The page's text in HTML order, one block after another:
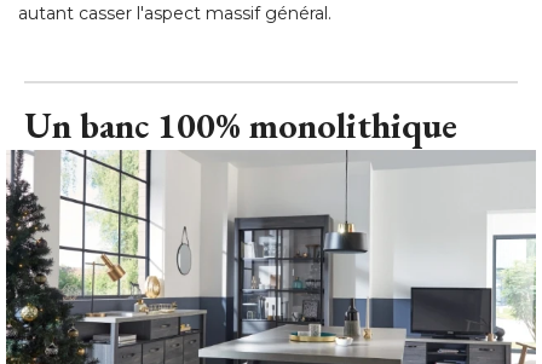
autant casser l'aspect massif général.
Un banc 100% monolithique